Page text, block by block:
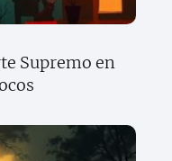
Supremo en